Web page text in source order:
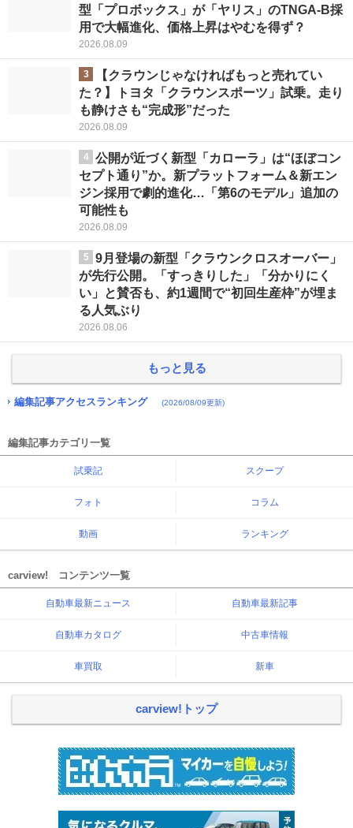
型「プロボックス」が「ヤリス」のTNGA-B採
用で大幅進化、価格上昇はやむを得ず？
2026.08.09
3
【クラウンじゃなければもっと売れてい
た？】トヨタ「クラウンスポーツ」試乗。走り
も静けさも“完成形”だった
2026.08.09
4
公開が近づく新型「カローラ」は“ほぼコン
セプト通り”か。新プラットフォーム＆新エン
ジン採用で劇的進化…「第6のモデル」追加の
可能性も
2026.08.09
5
9月登場の新型「クラウンクロスオーバー」
が先行公開。「すっきりした」「分かりにく
い」と賛否も、約1週間で“初回生産枠”が埋ま
る人気ぶり
2026.08.06
もっと見る
編集記事アクセスランキング (2026/08/09更新)
編集記事カテゴリ一覧
試乗記 スクープ
フォト コラム
動画 ランキング
carview! コンテンツ一覧
自動車最新ニュース 自動車最新記事
自動車カタログ 中古車情報
車買取 新車
carview!トップ